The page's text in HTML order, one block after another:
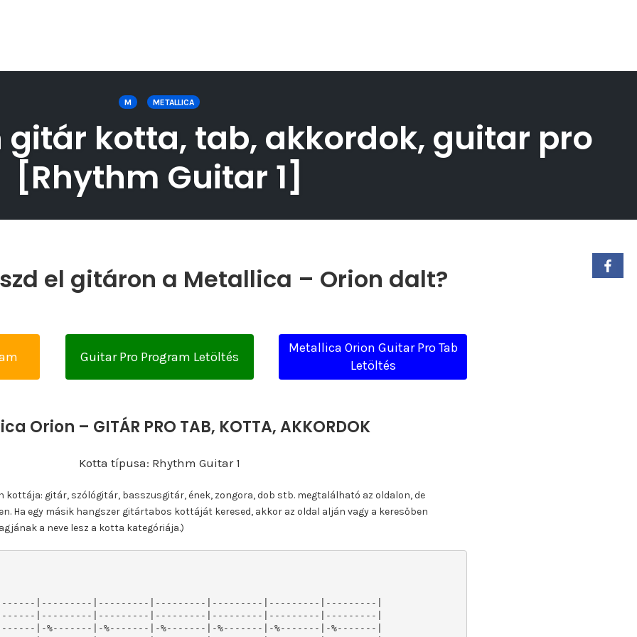
M METALLICA
kotta, tab, akkordok, guitar pro
[Rhythm Guitar 1]
el gitáron a Metallica – Orion dalt?
Guitar Pro Program Letöltés
Metallica Orion Guitar Pro Tab
Letöltés
Orion – GITÁR PRO TAB, KOTTA, AKKORDOK
Kotta típusa: Rhythm Guitar 1
kottája: gitár, szólógitár, basszusgitár, ének, zongora, dob stb. megtalálható az oldalon, de
Ha egy másik hangszer gitártabos kottáját keresed, akkor az oldal alján vagy a keresőben
a neve lesz a kotta kategóriája.)